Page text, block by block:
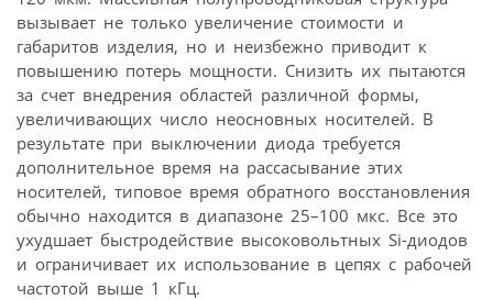
вызывает не только увеличение стоимости и
габаритов изделия, но и неизбежно приводит к
повышению потерь мощности. Снизить их пытаются
за счет внедрения областей различной формы,
увеличивающих число неосновных носителей. В
результате при выключении диода требуется
дополнительное время на рассасывание этих
носителей, типовое время обратного восстановления
обычно находится в диапазоне 25–100 мкс. Все это
ухудшает быстродействие высоковольтных Si-диодов
и ограничивает их использование в цепях с рабочей
частотой выше 1 кГц.